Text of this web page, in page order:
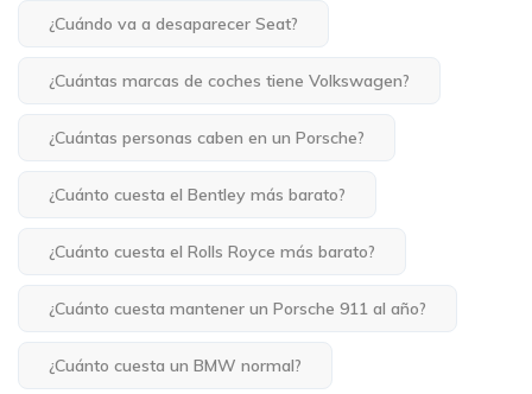
¿Cuándo va a desaparecer Seat?
¿Cuántas marcas de coches tiene Volkswagen?
¿Cuántas personas caben en un Porsche?
¿Cuánto cuesta el Bentley más barato?
¿Cuánto cuesta el Rolls Royce más barato?
¿Cuánto cuesta mantener un Porsche 911 al año?
¿Cuánto cuesta un BMW normal?